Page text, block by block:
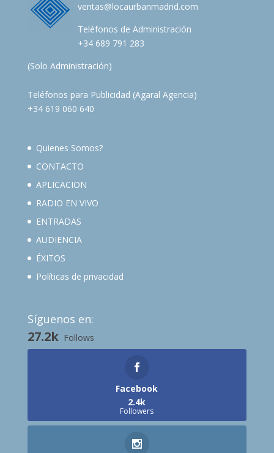
ventas@locaurbanmadrid.com
Teléfonos de Administración
+34 689 791 283
(Solo Administración)
Teléfonos para Publicidad (Agaral Agencia)
+34 619 060 640
Quienes Somos?
CONTACTO
APLICACION
RADIO EN VIVO
ENTRADAS
AUDIENCIA
ÉXITOS
Políticas de privacidad
Síguenos en:
27.2k Follows
Facebook
2.4k
Followers